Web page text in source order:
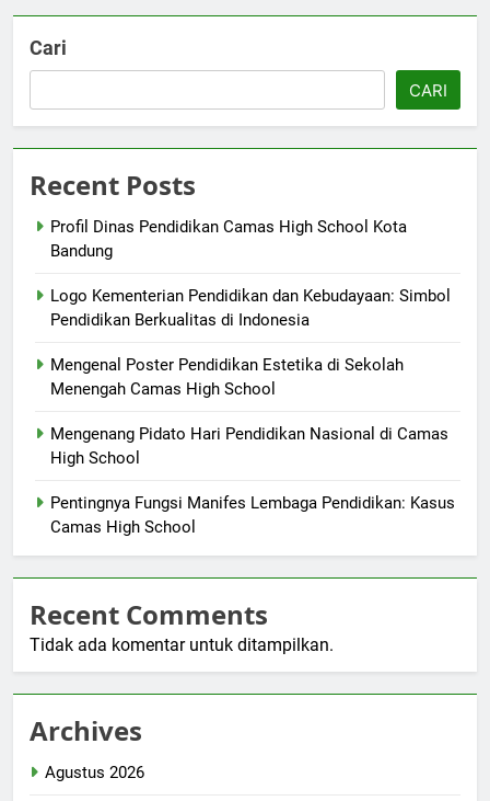
Cari
CARI
Recent Posts
Profil Dinas Pendidikan Camas High School Kota
Bandung
Logo Kementerian Pendidikan dan Kebudayaan: Simbol
Pendidikan Berkualitas di Indonesia
Mengenal Poster Pendidikan Estetika di Sekolah
Menengah Camas High School
Mengenang Pidato Hari Pendidikan Nasional di Camas
High School
Pentingnya Fungsi Manifes Lembaga Pendidikan: Kasus
Camas High School
Recent Comments
Tidak ada komentar untuk ditampilkan.
Archives
Agustus 2026